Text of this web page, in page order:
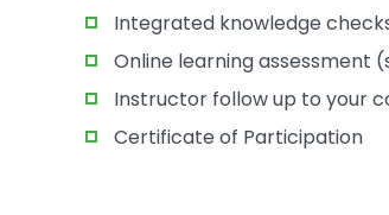
Integrated knowledge
Online learning assessment
Instructor follow up to your
Certificate of Participation